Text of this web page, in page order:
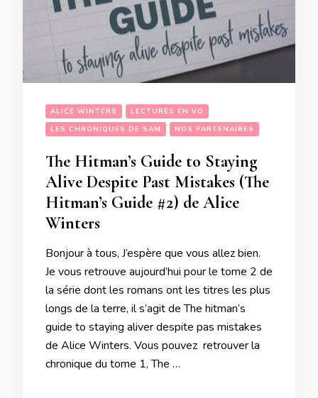
ALICE WINTERS
LECTURES EN VO
LES CHRONIQUES DE SAM
NOS PARTENAIRES
The Hitman’s Guide to Staying
Alive Despite Past Mistakes (The
Hitman’s Guide #2) de Alice
Winters
Bonjour à tous, J’espère que vous allez bien.
Je vous retrouve aujourd’hui pour le tome 2 de
la série dont les romans ont les titres les plus
longs de la terre, il s’agit de The hitman’s
guide to staying aliver despite pas mistakes
de Alice Winters. Vous pouvez retrouver la
chronique du tome 1, The …